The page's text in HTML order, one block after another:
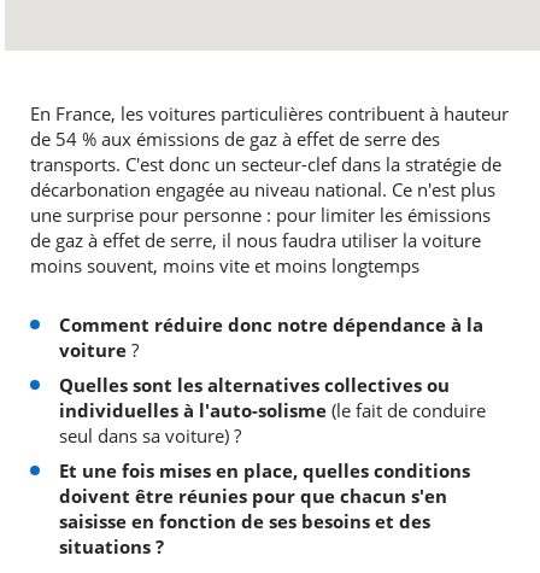
En France, les voitures particulières contribuent à hauteur
de 54 % aux émissions de gaz à effet de serre des
transports. C'est donc un secteur-clef dans la stratégie de
décarbonation engagée au niveau national. Ce n'est plus
une surprise pour personne : pour limiter les émissions
de gaz à effet de serre, il nous faudra utiliser la voiture
moins souvent, moins vite et moins longtemps
Comment réduire donc notre dépendance à la
voiture?
Quelles sont les alternatives collectives ou
individuelles à l'auto-solisme(le fait de conduire
seul dans sa voiture) ?
Et une fois mises en place, quelles conditions
doivent être réunies pour que chacun s'en
saisisse en fonction de ses besoins et des
situations ?